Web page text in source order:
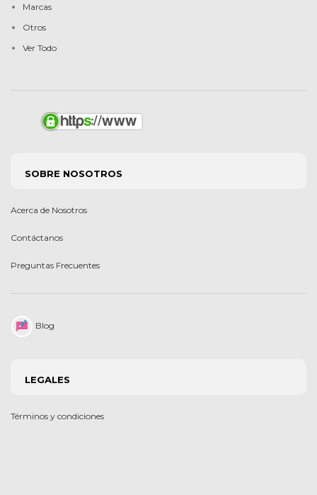
Marcas
Otros
Ver Todo
SOBRE NOSOTROS
Acerca de Nosotros
Contáctanos
Preguntas Frecuentes
Blog
LEGALES
Términos y condiciones